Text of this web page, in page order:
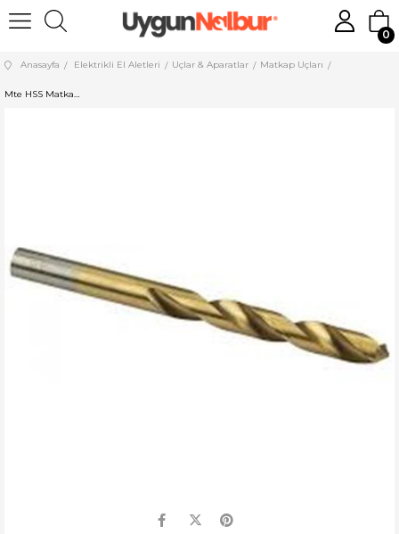
0
Anasayfa Elektrikli El Aletleri Uçlar & Aparatlar Matkap Uçları
Mte HSS Matkap Ucu 13 mm